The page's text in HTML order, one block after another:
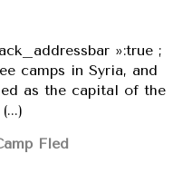
»:true ;
camps in Syria, and
as the capital of the
Fled